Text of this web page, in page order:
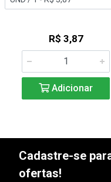
R$ 3,87
Adicionar
Cadastre-se
ofertas!